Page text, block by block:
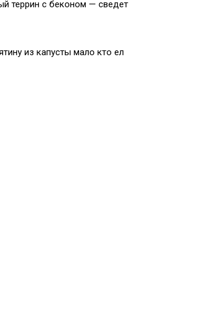
террин с беконом — сведет
из капусты мало кто ел